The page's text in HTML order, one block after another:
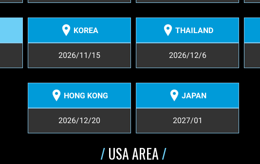
KOREA
2026/11/15
THAILAND
2026/12/6
HONG KONG
2026/12/20
JAPAN
2027/01
/USA AREA/